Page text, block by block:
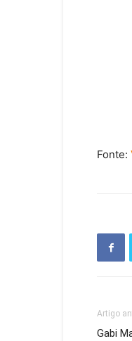
Fonte:
Artigo
Gabi